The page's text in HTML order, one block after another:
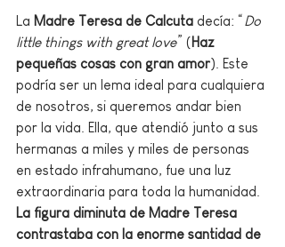
La Madre Teresa de Calcuta decía: “Do
little things with great love” (Haz
pequeñas cosas con gran amor). Este
podría ser un lema ideal para cualquiera
de nosotros, si queremos andar bien
por la vida. Ella, que atendió junto a sus
hermanas a miles y miles de personas
en estado infrahumano, fue una luz
extraordinaria para toda la humanidad.
La figura diminuta de Madre Teresa
contrastaba con la enorme santidad de